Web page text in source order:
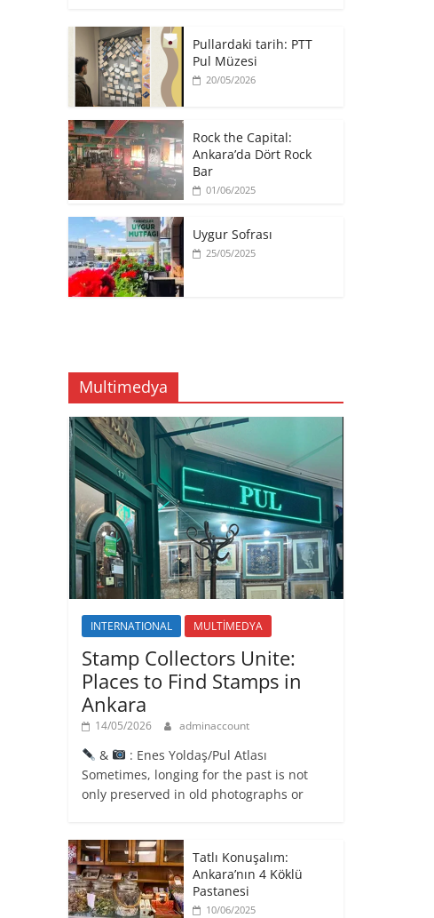
Pullardaki tarih: PTT
Pul Müzesi
20/05/2026
Rock the Capital:
Ankara’da Dört Rock
Bar
01/06/2025
Uygur Sofrası
25/05/2025
Multimedya
INTERNATIONAL MULTİMEDYA
Stamp Collectors Unite:
Places to Find Stamps in
Ankara
14/05/2026 adminaccount
&
: Enes Yoldaş/Pul Atlası
Sometimes, longing for the past is not
only preserved in old photographs or
Tatlı Konuşalım:
Ankara’nın 4 Köklü
Pastanesi
10/06/2025